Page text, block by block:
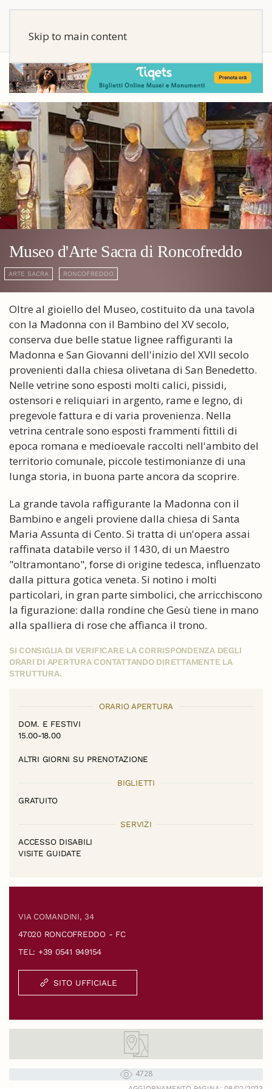
Skip to main content
Museo d'Arte Sacra di Roncofreddo
ARTE SACRA RONCOFREDDO
Oltre al gioiello del Museo, costituito da una tavola
con la Madonna con il Bambino del XV secolo,
conserva due belle statue lignee raffiguranti la
Madonna e San Giovanni dell'inizio del XVII secolo
provenienti dalla chiesa olivetana di San Benedetto.
Nelle vetrine sono esposti molti calici, pissidi,
ostensori e reliquiari in argento, rame e legno, di
pregevole fattura e di varia provenienza. Nella
vetrina centrale sono esposti frammenti fittili di
epoca romana e medioevale raccolti nell'ambito del
territorio comunale, piccole testimonianze di una
lunga storia, in buona parte ancora da scoprire.
La grande tavola raffigurante la Madonna con il
Bambino e angeli proviene dalla chiesa di Santa
Maria Assunta di Cento. Si tratta di un'opera assai
raffinata databile verso il 1430, di un Maestro
"oltramontano", forse di origine tedesca, influenzato
dalla pittura gotica veneta. Si notino i molti
particolari, in gran parte simbolici, che arricchiscono
la figurazione: dalla rondine che Gesù tiene in mano
alla spalliera di rose che affianca il trono.
SI CONSIGLIA DI VERIFICARE LA CORRISPONDENZA DEGLI
ORARI DI APERTURA CONTATTANDO DIRETTAMENTE LA
STRUTTURA.
ORARIO APERTURA
DOM. E FESTIVI
15.00-18.00
ALTRI GIORNI SU PRENOTAZIONE
BIGLIETTI
GRATUITO
SERVIZI
ACCESSO DISABILI
VISITE GUIDATE
VIA COMANDINI, 34
47020 RONCOFREDDO - FC
TEL: +39 0541 949154
SITO UFFICIALE
4728